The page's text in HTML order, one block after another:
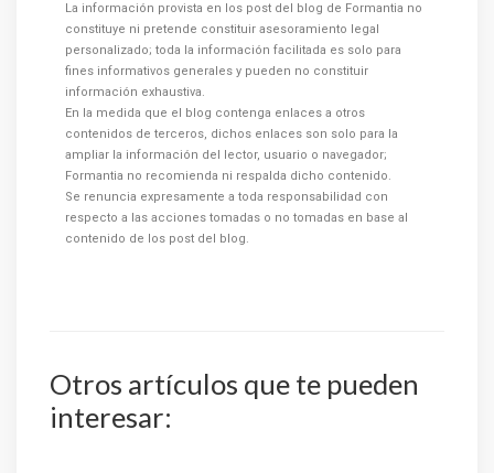
La información provista en los post del blog de Formantia no
constituye ni pretende constituir asesoramiento legal
personalizado; toda la información facilitada es solo para
fines informativos generales y pueden no constituir
información exhaustiva.
En la medida que el blog contenga enlaces a otros
contenidos de terceros, dichos enlaces son solo para la
ampliar la información del lector, usuario o navegador;
Formantia no recomienda ni respalda dicho contenido.
Se renuncia expresamente a toda responsabilidad con
respecto a las acciones tomadas o no tomadas en base al
contenido de los post del blog.
Otros artículos que te pueden
interesar: